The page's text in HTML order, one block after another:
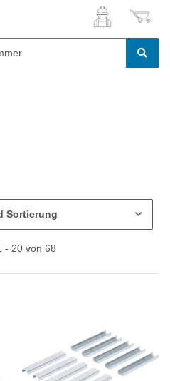
Sortierung
- 20 von 68